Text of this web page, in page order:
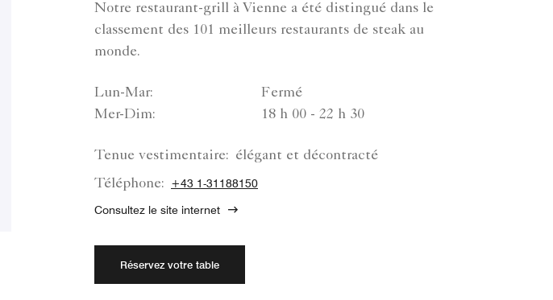
Notre restaurant-grill à Vienne a été distingué dans le
classement des 101 meilleurs restaurants de steak au
monde.
Lun-Mar:
Fermé
Mer-Dim:
18 h 00 - 22 h 30
Tenue vestimentaire: élégant et décontracté
Téléphone:
+43 1-31188150
Consultez le site internet
Réservez votre table